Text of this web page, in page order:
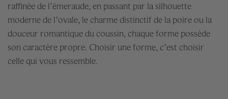
raffinée de l’émeraude, en passant par la silhouette
moderne de l’ovale, le charme distinctif de la poire ou la
douceur romantique du coussin, chaque forme possède
son caractère propre. Choisir une forme, c’est choisir
celle qui vous ressemble.